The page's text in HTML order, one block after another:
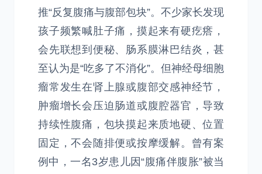
推“反复腹痛与腹部包块”。不少家长发现
孩子频繁喊肚子痛，摸起来有硬疙瘩，
会先联想到便秘、肠系膜淋巴结炎，甚
至认为是“吃多了不消化”。但神经母细胞
瘤常发生在肾上腺或腹部交感神经节，
肿瘤增长会压迫肠道或腹腔器官，导致
持续性腹痛，包块摸起来质地硬、位置
固定，不会随排便或按摩缓解。曾有案
例中，一名3岁患儿因“腹痛伴腹胀”被当